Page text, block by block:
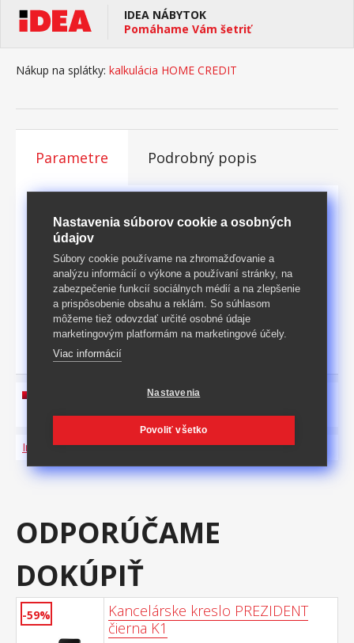
IDEA NÁBYTOK
Pomáhame Vám šetriť
Nákup na splátky: kalkulácia HOME CREDIT
Parametre Podrobný popis
Rozmery [cm]
101 × 49 × 76 (š × h × v)
Balené
š/v/d: 51 × 5 × 114 cm)
Hmotnost
16kg
Materiál
Lamino a ostatné
Povrch
biela
Informácie o produkte a bezpečnosti
ODPORÚČAME
DOKÚPIŤ
-59%
Kancelárske kreslo PREZIDENT
čierna K1
Nastavenia súborov cookie a osobných
údajov
Súbory cookie používame na zhromažďovanie a
analýzu informácií o výkone a používaní stránky, na
zabezpečenie funkcií sociálnych médií a na zlepšenie
a prispôsobenie obsahu a reklám. So súhlasom
môžeme tiež odovzdať určité osobné údaje
marketingovým platformám na marketingové účely.
Viac informácií
Nastavenia
Povoliť všetko